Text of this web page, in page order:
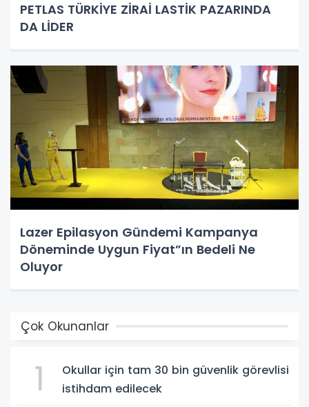
PETLAS TÜRKİYE ZİRAİ LASTİK PAZARINDA
DA LİDER
Lazer Epilasyon Gündemi Kampanya
Döneminde Uygun Fiyat”ın Bedeli Ne
Oluyor
Çok Okunanlar
1
Okullar için tam 30 bin güvenlik görevlisi
istihdam edilecek